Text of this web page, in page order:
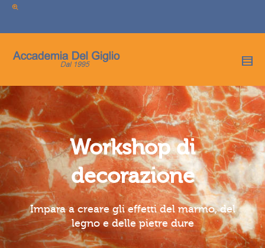
Workshop di
decorazione
Impara a creare gli effetti del marmo, del
legno e delle pietre dure